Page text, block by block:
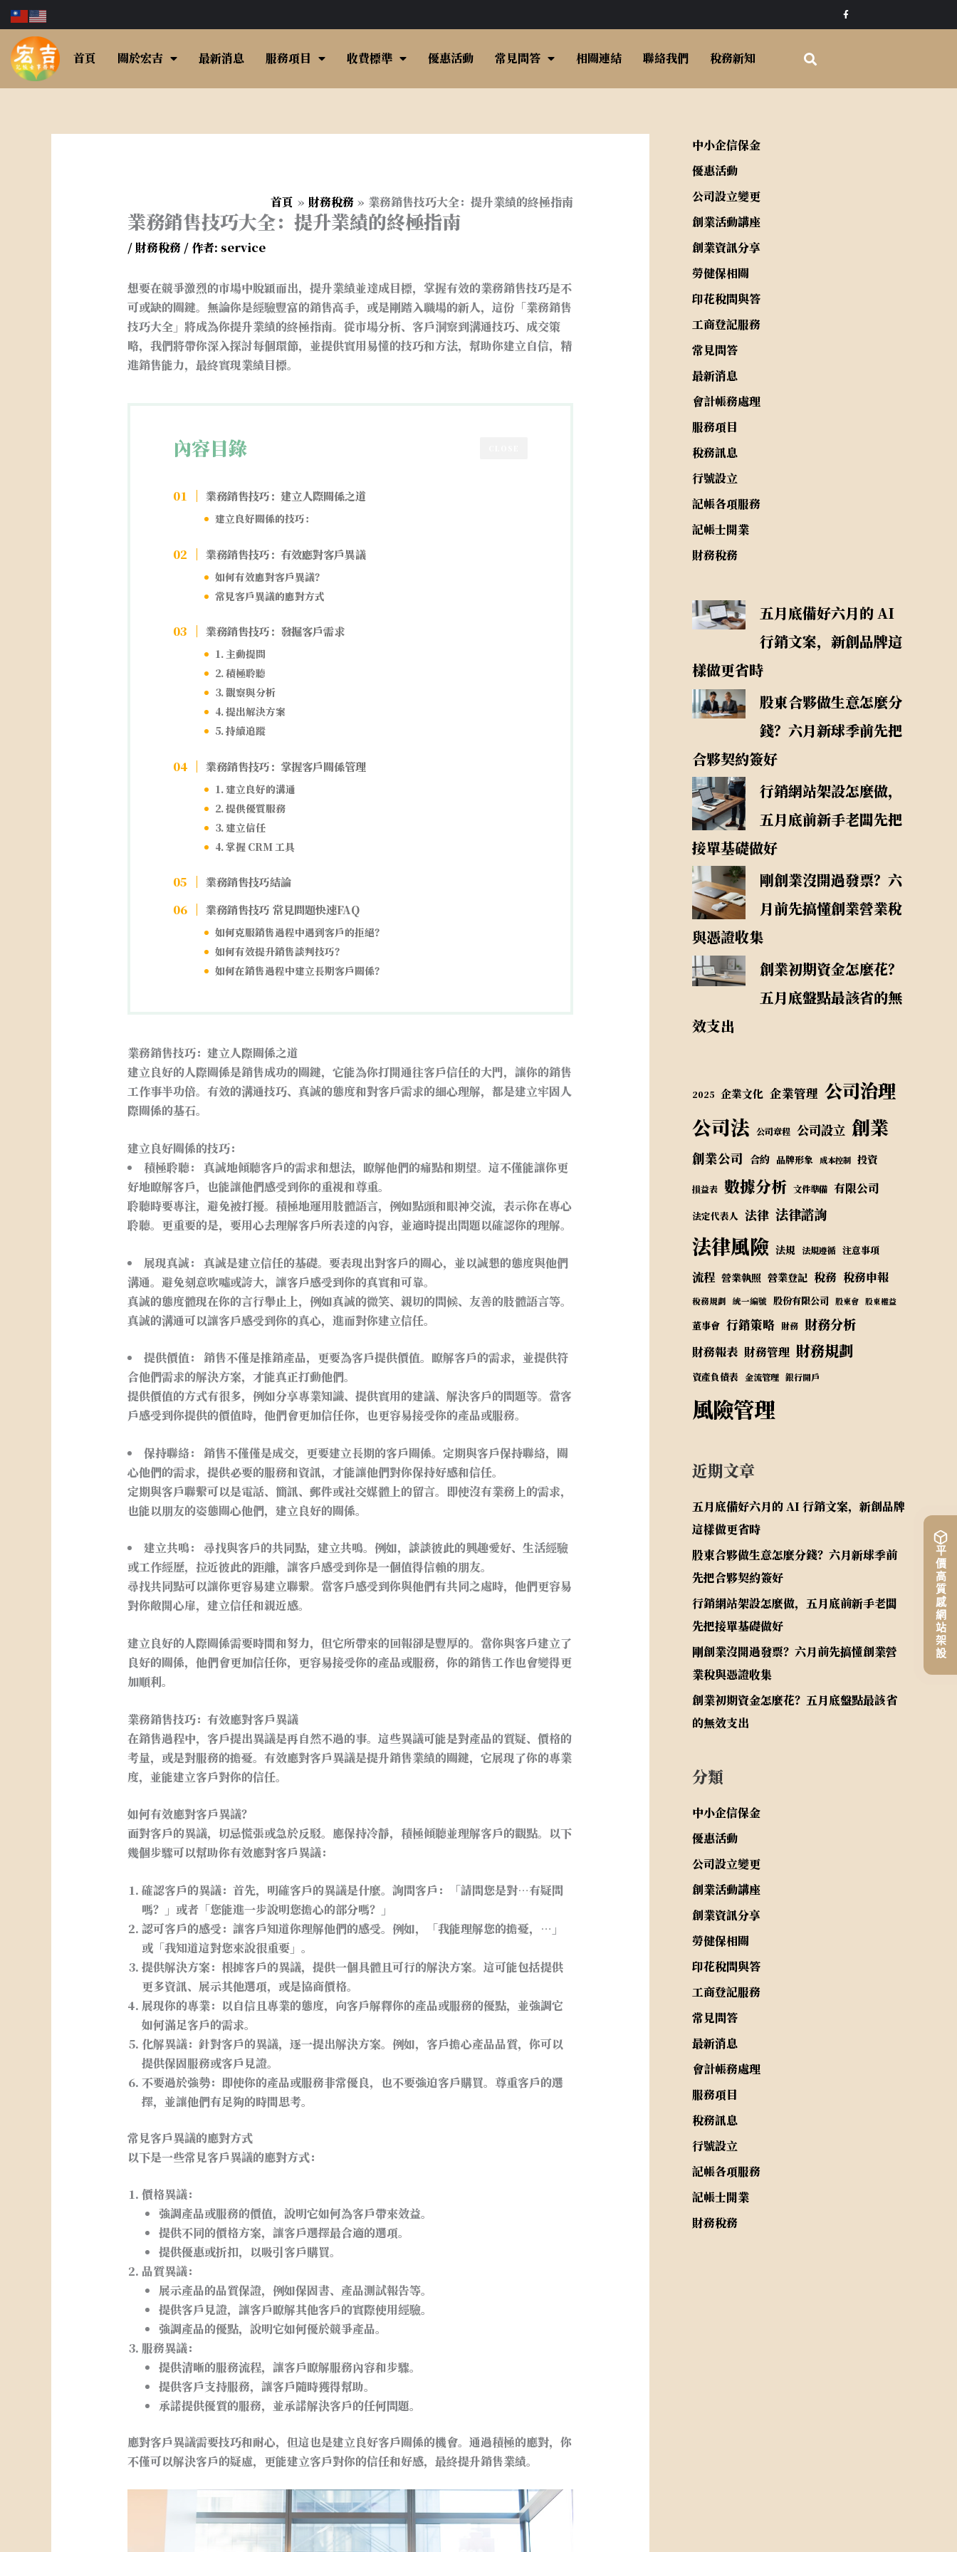
平價高質感網站架設
至
內
F
a
首頁 關於宏吉 最新消息 服務項目 收費標準 優惠活動 常見問答 相關連結 聯絡我們 稅務新知
首頁 財務稅務 業務銷售技巧大全：提升業績的終極指南
業務銷售技巧大全：提升業績的終極指南
/ 財務稅務/ 作者: service
想要在競爭激烈的市場中脫穎而出，提升業績並達成目標，掌握有效的業務銷售技巧是不
可或缺的關鍵。無論你是經驗豐富的銷售高手，或是剛踏入職場的新人，這份「業務銷售
技巧大全」將成為你提升業績的終極指南。從市場分析、客戶洞察到溝通技巧、成交策
略，我們將帶你深入探討每個環節，並提供實用易懂的技巧和方法，幫助你建立自信，精
進銷售能力，最終實現業績目標。
內容目錄
業務銷售技巧：建立人際關係之道
建立良好關係的技巧：
業務銷售技巧：有效應對客戶異議
如何有效應對客戶異議？
常見客戶異議的應對方式
業務銷售技巧：發掘客戶需求
1. 主動提問
2. 積極聆聽
3. 觀察與分析
4. 提出解決方案
5. 持續追蹤
業務銷售技巧：掌握客戶關係管理
1. 建立良好的溝通
2. 提供優質服務
3. 建立信任
4. 掌握 CRM 工具
業務銷售技巧結論
業務銷售技巧 常見問題快速FAQ
如何克服銷售過程中遇到客戶的拒絕？
如何有效提升銷售談判技巧？
如何在銷售過程中建立長期客戶關係？
業務銷售技巧：建立人際關係之道
建立良好的人際關係是銷售成功的關鍵，它能為你打開通往客戶信任的大門，讓你的銷售
工作事半功倍。有效的溝通技巧、真誠的態度和對客戶需求的細心理解，都是建立牢固人
際關係的基石。
建立良好關係的技巧：
積極聆聽：
真誠地傾聽客戶的需求和想法，瞭解他們的痛點和期望。這不僅能讓你更
好地瞭解客戶，也能讓他們感受到你的重視和尊重。
聆聽時要專注，避免被打擾。積極地運用肢體語言，例如點頭和眼神交流，表示你在專心
聆聽。更重要的是，要用心去理解客戶所表達的內容，並適時提出問題以確認你的理解。
展現真誠：
真誠是建立信任的基礎。要表現出對客戶的關心，並以誠懇的態度與他們
溝通。避免刻意吹噓或誇大，讓客戶感受到你的真實和可靠。
真誠的態度體現在你的言行舉止上，例如真誠的微笑、親切的問候、友善的肢體語言等。
真誠的溝通可以讓客戶感受到你的真心，進而對你建立信任。
提供價值：
銷售不僅是推銷產品，更要為客戶提供價值。瞭解客戶的需求，並提供符
合他們需求的解決方案，才能真正打動他們。
提供價值的方式有很多，例如分享專業知識、提供實用的建議、解決客戶的問題等。當客
戶感受到你提供的價值時，他們會更加信任你，也更容易接受你的產品或服務。
保持聯絡：
銷售不僅僅是成交，更要建立長期的客戶關係。定期與客戶保持聯絡，關
心他們的需求，提供必要的服務和資訊，才能讓他們對你保持好感和信任。
定期與客戶聯繫可以是電話、簡訊、郵件或社交媒體上的留言。即使沒有業務上的需求，
也能以朋友的姿態關心他們，建立良好的關係。
建立共鳴：
尋找與客戶的共同點，建立共鳴。例如，談談彼此的興趣愛好、生活經驗
或工作經歷，拉近彼此的距離，讓客戶感受到你是一個值得信賴的朋友。
尋找共同點可以讓你更容易建立聯繫。當客戶感受到你與他們有共同之處時，他們更容易
對你敞開心扉，建立信任和親近感。
建立良好的人際關係需要時間和努力，但它所帶來的回報卻是豐厚的。當你與客戶建立了
良好的關係，他們會更加信任你，更容易接受你的產品或服務，你的銷售工作也會變得更
加順利。
業務銷售技巧：有效應對客戶異議
在銷售過程中，客戶提出異議是再自然不過的事。這些異議可能是對產品的質疑、價格的
考量，或是對服務的擔憂。有效應對客戶異議是提升銷售業績的關鍵，它展現了你的專業
度，並能建立客戶對你的信任。
如何有效應對客戶異議？
面對客戶的異議，切忌慌張或急於反駁。應保持冷靜，積極傾聽並理解客戶的觀點。以下
幾個步驟可以幫助你有效應對客戶異議：
確認客戶的異議：首先，明確客戶的異議是什麼。詢問客戶：「請問您是對…有疑問
嗎？」或者「您能進一步說明您擔心的部分嗎？」
認可客戶的感受：讓客戶知道你理解他們的感受。例如，「我能理解您的擔憂，…」
或「我知道這對您來說很重要」。
提供解決方案：根據客戶的異議，提供一個具體且可行的解決方案。這可能包括提供
更多資訊、展示其他選項，或是協商價格。
展現你的專業：以自信且專業的態度，向客戶解釋你的產品或服務的優點，並強調它
如何滿足客戶的需求。
化解異議：針對客戶的異議，逐一提出解決方案。例如，客戶擔心產品品質，你可以
提供保固服務或客戶見證。
不要過於強勢：即使你的產品或服務非常優良，也不要強迫客戶購買。尊重客戶的選
擇，並讓他們有足夠的時間思考。
常見客戶異議的應對方式
以下是一些常見客戶異議的應對方式：
價格異議：
強調產品或服務的價值，說明它如何為客戶帶來效益。
提供不同的價格方案，讓客戶選擇最合適的選項。
提供優惠或折扣，以吸引客戶購買。
品質異議：
展示產品的品質保證，例如保固書、產品測試報告等。
提供客戶見證，讓客戶瞭解其他客戶的實際使用經驗。
強調產品的優點，說明它如何優於競爭產品。
服務異議：
提供清晰的服務流程，讓客戶瞭解服務內容和步驟。
提供客戶支持服務，讓客戶隨時獲得幫助。
承諾提供優質的服務，並承諾解決客戶的任何問題。
應對客戶異議需要技巧和耐心，但這也是建立良好客戶關係的機會。通過積極的應對，你
不僅可以解決客戶的疑慮，更能建立客戶對你的信任和好感，最終提升銷售業績。
中小企信保金
優惠活動
公司設立變更
創業活動講座
創業資訊分享
勞健保相關
印花稅問與答
工商登記服務
常見問答
最新消息
會計帳務處理
服務項目
稅務訊息
行號設立
記帳各項服務
記帳士開業
財務稅務
五月底備好六月的 AI
行銷文案，新創品牌這
樣做更省時
股東合夥做生意怎麼分
錢？六月新球季前先把
合夥契約簽好
行銷網站架設怎麼做，
五月底前新手老闆先把
接單基礎做好
剛創業沒開過發票？六
月前先搞懂創業營業稅
與憑證收集
創業初期資金怎麼花？
五月底盤點最該省的無
效支出
2025 企業文化 企業管理 公司治理
公司法 公司章程 公司設立 創業
創業公司 合約 品牌形象 成本控制 投資
損益表 數據分析 文件準備 有限公司
法定代表人 法律 法律諮詢
法律風險 法規 法規遵循 注意事項
流程 營業執照 營業登記 稅務 稅務申報
稅務規劃 統一編號 股份有限公司 股東會 股東權益
董事會 行銷策略 財務 財務分析
財務報表 財務管理 財務規劃
資產負債表 金流管理 銀行開戶
風險管理
近期文章
五月底備好六月的 AI 行銷文案，新創品牌
這樣做更省時
股東合夥做生意怎麼分錢？六月新球季前
先把合夥契約簽好
行銷網站架設怎麼做，五月底前新手老闆
先把接單基礎做好
剛創業沒開過發票？六月前先搞懂創業營
業稅與憑證收集
創業初期資金怎麼花？五月底盤點最該省
的無效支出
分類
中小企信保金
優惠活動
公司設立變更
創業活動講座
創業資訊分享
勞健保相關
印花稅問與答
工商登記服務
常見問答
最新消息
會計帳務處理
服務項目
稅務訊息
行號設立
記帳各項服務
記帳士開業
財務稅務